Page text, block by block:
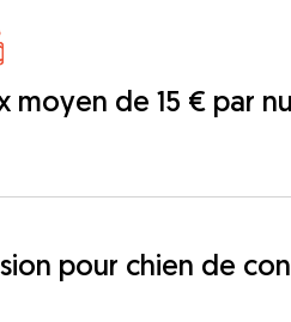
moyen de 15 € par
pour chien de